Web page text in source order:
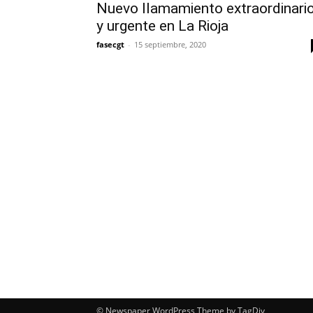
Nuevo llamamiento
y urgente en La Rioja
fasecgt - 15 septiembre, 2020
© Newspaper WordPress Theme by TagDiv